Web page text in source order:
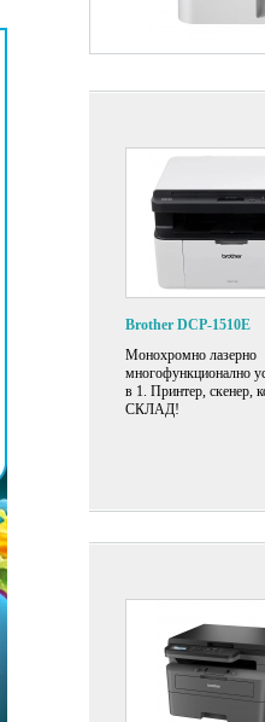
Brother DCP-1510E
Монохромно лазерно
многофункционално
в 1. Принтер, скенер,
СКЛАД!